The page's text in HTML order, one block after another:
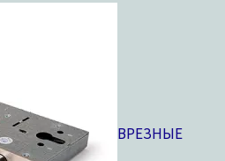
ВРЕЗНЫЕ